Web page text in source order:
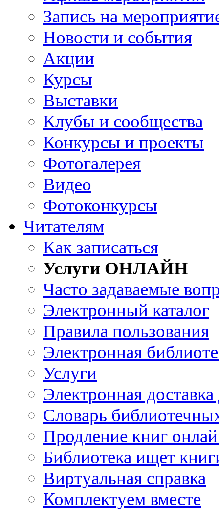
Запись на
Новости и события
Акции
Курсы
Выставки
Клубы и сообщества
Конкурсы и проекты
Фотогалерея
Видео
Фотоконкурсы
Читателям
Как записаться
Услуги ОНЛАЙН
Часто задаваемые
Электронный каталог
Правила пользования
Электронная
Услуги
Электронная
Словарь
Продление книг
Библиотека ищет
Виртуальная справка
Комплектуем вместе